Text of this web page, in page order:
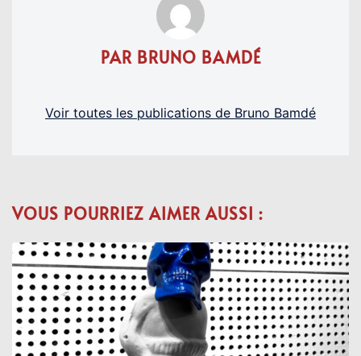
PAR BRUNO BAMDÉ
Voir toutes les publications de Bruno Bamdé
VOUS POURRIEZ AIMER AUSSI :